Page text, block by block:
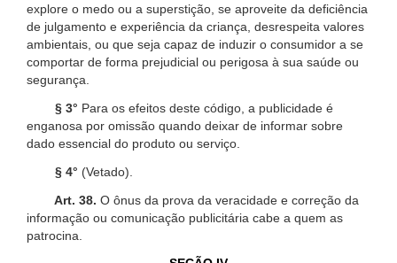
explore o medo ou a superstição, se aproveite da deficiência
de julgamento e experiência da criança, desrespeita valores
ambientais, ou que seja capaz de induzir o consumidor a se
comportar de forma prejudicial ou perigosa à sua saúde ou
segurança.
§ 3° Para os efeitos deste código, a publicidade é
enganosa por omissão quando deixar de informar sobre
dado essencial do produto ou serviço.
§ 4° (Vetado).
Art. 38. O ônus da prova da veracidade e correção da
informação ou comunicação publicitária cabe a quem as
patrocina.